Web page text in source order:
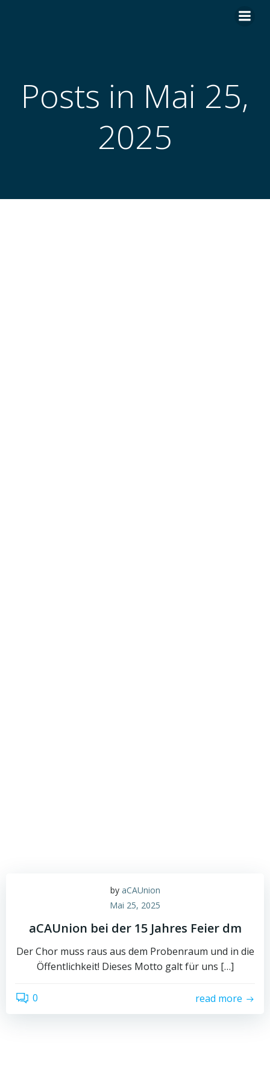
Posts in Mai 25,
2025
by aCAUnion
Mai 25, 2025
aCAUnion bei der 15 Jahres Feier dm
Der Chor muss raus aus dem Probenraum und in die
Öffentlichkeit! Dieses Motto galt für uns […]
0 read more